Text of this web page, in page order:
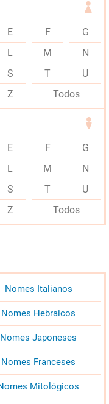
E F
G
L M
N
S T
U
Z Todos
E F
G
L M
N
S T
U
Z Todos
Nomes Italianos
Nomes Hebraicos
Nomes Japoneses
Nomes Franceses
Mitológicos